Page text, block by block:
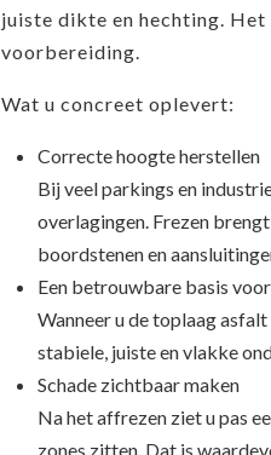
juiste dikte en hechting. Het
voorbereiding.
Wat u concreet oplevert:
Correcte hoogte herstellen
Bij veel parkings en
overlagingen. Frezen
boordstenen en
Een betrouwbare basis
Wanneer u de toplaag
stabiele, juiste en vlakke
Schade zichtbaar maken
Na het affrezen ziet u pas
zones zitten. Dat is